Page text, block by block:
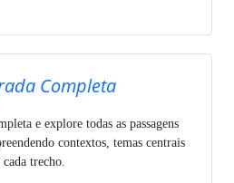
Completa
e explore todas as passagens
contextos, temas centrais
trecho.